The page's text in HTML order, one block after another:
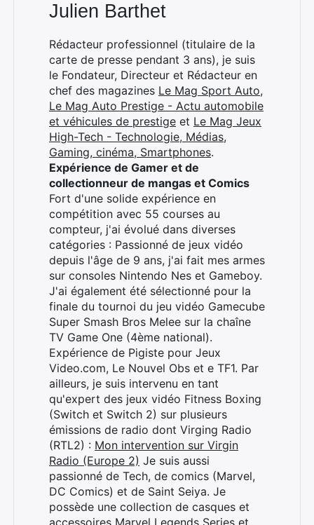
Julien Barthet
Rédacteur professionnel (titulaire de la
carte de presse pendant 3 ans), je suis
le Fondateur, Directeur et Rédacteur en
chef des magazines Le Mag Sport Auto,
Le Mag Auto Prestige - Actu automobile
et véhicules de prestige et Le Mag Jeux
High-Tech - Technologie, Médias,
Gaming, cinéma, Smartphones.
Expérience de Gamer et de
collectionneur de mangas et Comics
Fort d'une solide expérience en
compétition avec 55 courses au
compteur, j'ai évolué dans diverses
catégories : Passionné de jeux vidéo
depuis l'âge de 9 ans, j'ai fait mes armes
sur consoles Nintendo Nes et Gameboy.
J'ai également été sélectionné pour la
finale du tournoi du jeu vidéo Gamecube
Super Smash Bros Melee sur la chaîne
TV Game One (4ème national).
Expérience de Pigiste pour Jeux
Video.com, Le Nouvel Obs et e TF1. Par
ailleurs, je suis intervenu en tant
qu'expert des jeux vidéo Fitness Boxing
(Switch et Switch 2) sur plusieurs
émissions de radio dont Virging Radio
(RTL2) : Mon intervention sur Virgin
Radio (Europe 2) Je suis aussi
passionné de Tech, de comics (Marvel,
DC Comics) et de Saint Seiya. Je
possède une collection de casques et